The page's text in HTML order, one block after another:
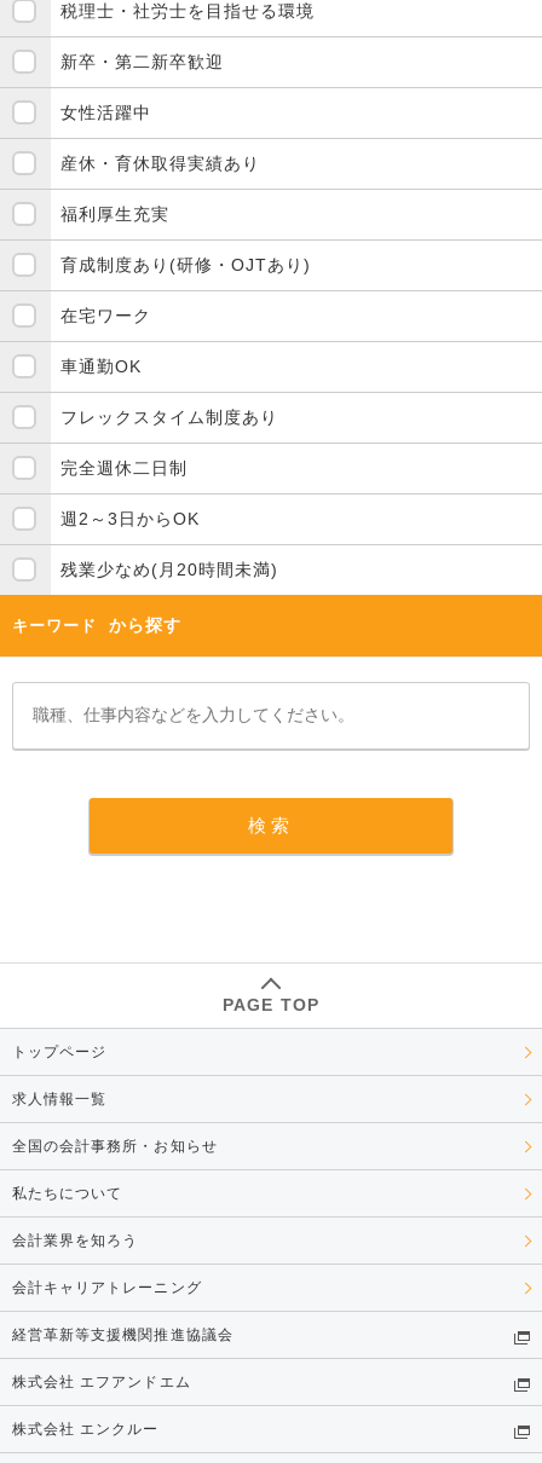
税理士・社労士を目指せる環境
新卒・第二新卒歓迎
女性活躍中
産休・育休取得実績あり
福利厚生充実
育成制度あり(研修・OJTあり)
在宅ワーク
車通勤OK
フレックスタイム制度あり
完全週休二日制
週2～3日からOK
残業少なめ(月20時間未満)
キーワード から探す
PAGE TOP
トップページ
求人情報一覧
全国の会計事務所・お知らせ
私たちについて
会計業界を知ろう
会計キャリアトレーニング
経営革新等支援機関推進協議会
株式会社 エフアンドエム
株式会社 エンクルー